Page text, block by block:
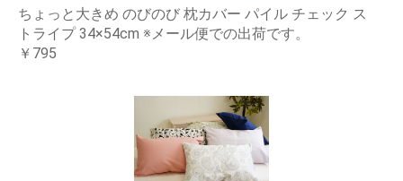
ちょっと大きめ のびのび 枕カバー パイル チェック ス
トライプ 34×54cm ※メール便での出荷です。
￥795